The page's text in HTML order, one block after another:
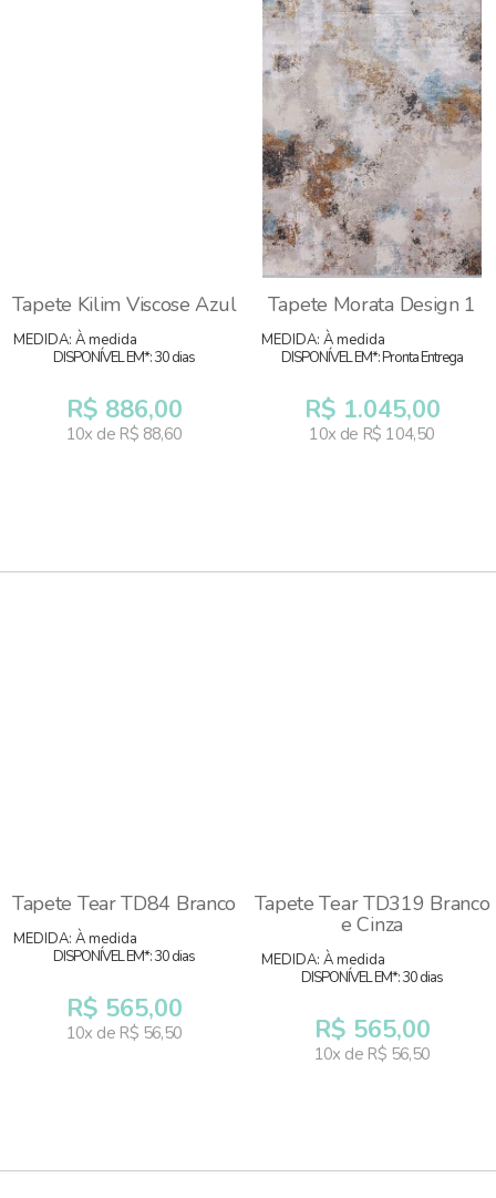
Tapete Kilim Viscose Azul
MEDIDA: À medida
DISPONÍVEL EM*: 30 dias
R$ 886,00
10x de R$ 88,60
Tapete Morata Design 1
MEDIDA: À medida
DISPONÍVEL EM*: Pronta Entrega
R$ 1.045,00
10x de R$ 104,50
Tapete Tear TD84 Branco
MEDIDA: À medida
DISPONÍVEL EM*: 30 dias
R$ 565,00
10x de R$ 56,50
Tapete Tear TD319 Branco
e Cinza
MEDIDA: À medida
DISPONÍVEL EM*: 30 dias
R$ 565,00
10x de R$ 56,50